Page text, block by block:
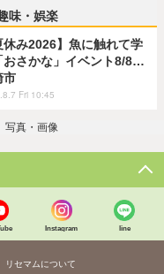
味・娯楽
休み2026】魚に触れて学
おさかな」イベント8/8…
市
Fri 10:45
写真・画像
Instagram line
リセマムについて